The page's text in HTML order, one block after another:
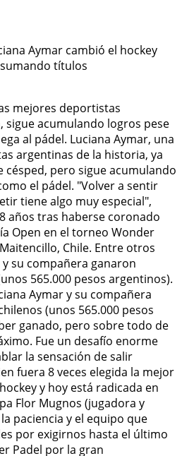
mejores deportistas
sigue acumulando logros pese
al pádel. Luciana Aymar, una
argentinas de la historia, ya
césped, pero sigue acumulando
el pádel. "Volver a sentir
tiene algo muy especial",
años tras haberse coronado
Open en el torneo Wonder
Chile. Entre otros
su compañera ganaron
565.000 pesos argentinos).
Aymar y su compañera
(unos 565.000 pesos
ganado, pero sobre todo de
Fue un desafío enorme
la sensación de salir
fuera 8 veces elegida la mejor
y hoy está radicada en
Flor Mugnos (jugadora y
paciencia y el equipo que
por exigirnos hasta el último
Padel por la gran